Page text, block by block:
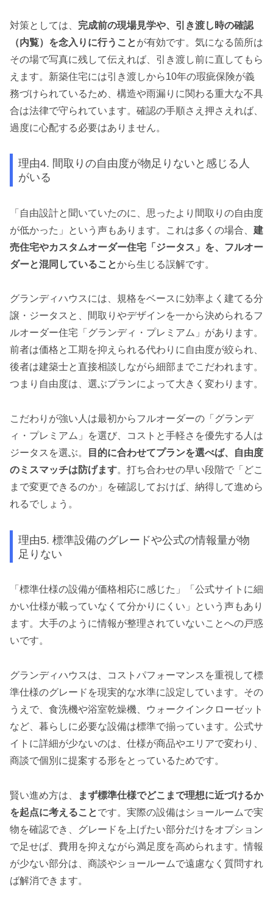
対策としては、 完成前の現場見学や、引き渡し時の確認
（内覧）を念入りに行うことが有効です。気になる箇所は
その場で写真に残して伝えれば、引き渡し前に直してもら
えます。新築住宅には引き渡しから10年の瑕疵保険が義
務づけられているため、構造や雨漏りに関わる重大な不具
合は法律で守られています。確認の手順さえ押さえれば、
過度に心配する必要はありません。
理由4. 間取りの自由度が物足りないと感じる人
がいる
「自由設計と聞いていたのに、思ったより間取りの自由度
が低かった」という声もあります。これは多くの場合、 建
売住宅やカスタムオーダー住宅「ジータス」を、フルオー
ダーと混同していることから生じる誤解です。
グランディハウスには、規格をベースに効率よく建てる分
譲・ジータスと、間取りやデザインを一から決められるフ
ルオーダー住宅「グランディ・プレミアム」があります。
前者は価格と工期を抑えられる代わりに自由度が絞られ、
後者は建築士と直接相談しながら細部までこだわれます。
つまり自由度は、選ぶプランによって大きく変わります。
こだわりが強い人は最初からフルオーダーの「グランデ
ィ・プレミアム」を選び、コストと手軽さを優先する人は
ジータスを選ぶ。
目的に合わせてプランを選べば、自由度
のミスマッチは防げます。打ち合わせの早い段階で「どこ
まで変更できるのか」を確認しておけば、納得して進めら
れるでしょう。
理由5. 標準設備のグレードや公式の情報量が物
足りない
「標準仕様の設備が価格相応に感じた」「公式サイトに細
かい仕様が載っていなくて分かりにくい」という声もあり
ます。大手のように情報が整理されていないことへの戸惑
いです。
グランディハウスは、コストパフォーマンスを重視して標
準仕様のグレードを現実的な水準に設定しています。その
うえで、食洗機や浴室乾燥機、ウォークインクローゼット
など、暮らしに必要な設備は標準で揃っています。公式サ
イトに詳細が少ないのは、仕様が商品やエリアで変わり、
商談で個別に提案する形をとっているためです。
賢い進め方は、
まず標準仕様でどこまで理想に近づけるか
を起点に考えることです。実際の設備はショールームで実
物を確認でき、グレードを上げたい部分だけをオプション
で足せば、費用を抑えながら満足度を高められます。情報
が少ない部分は、商談やショールームで遠慮なく質問すれ
ば解消できます。